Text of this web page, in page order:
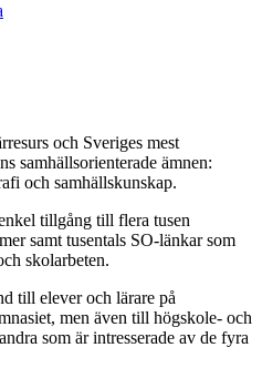
och Sveriges mest
samhällsorienterade ämnen:
och samhällskunskap.
tillgång till flera tusen
samt tusentals SO-länkar som
skolarbeten.
till elever och lärare på
men även till högskole- och
som är intresserade av de fyra